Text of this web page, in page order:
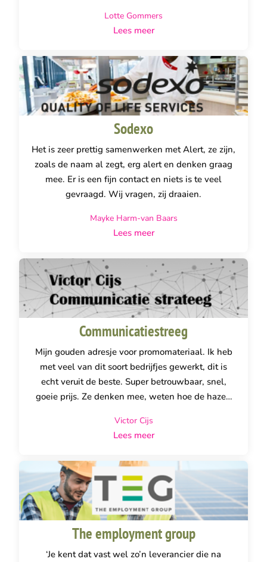
bij ons passen, zijn snel in hun communicatie en
denken altijd mee. Daarnaast zijn het twee hele
je bent nooit een nummer en wordt als klant
gewaardeerd.
Lotte Gommers
Lees meer
Sodexo
Het is zeer prettig samenwerken met Alert, ze zijn,
zoals de naam al zegt, erg alert en denken graag
mee. Er is een fijn contact en niets is te veel
gevraagd. Wij vragen, zij draaien.
Mayke Harm-van Baars
Lees meer
Communicatiestreeg
Mijn gouden adresje voor promomateriaal. Ik heb
met veel van dit soort bedrijfjes gewerkt, dit is
echt veruit de beste. Super betrouwbaar, snel,
goeie prijs. Ze denken mee, weten hoe de hazen
contact. En je kunt ook nog lachen met deze twee
kanjers. Ik gooi het graag bij Sandra over de
loslaten. En mij richten op waar ik goed in ben...
Victor Cijs
Lees meer
The employment group
‘Je kent dat vast wel zo’n leverancier die na